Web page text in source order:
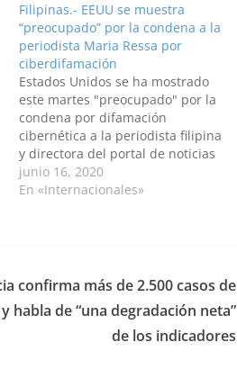
Filipinas.- EEUU se muestra
“preocupado” por la condena a la
periodista Maria Ressa por
ciberdifamación
Estados Unidos se ha mostrado
este martes "preocupado" por la
condena por difamación
cibernética a la periodista filipina
y directora del portal de noticias
'Rappler', Maria Ressa, y su
compañero de profesión
junio 16, 2020
En «Internacionales»
confirma más de 2.500 casos de
habla de “una degradación neta”
de los indicadores